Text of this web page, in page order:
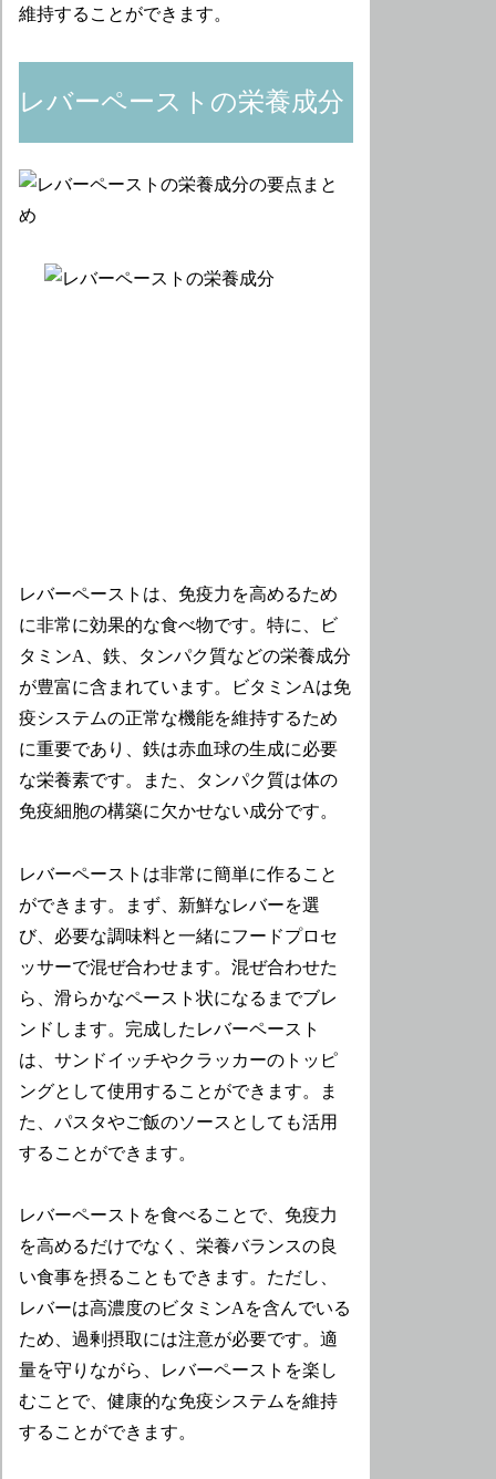
維持することができます。
レバーペーストの栄養成分
レバーペーストは、免疫力を高めるため
に非常に効果的な食べ物です。特に、ビ
タミンA、鉄、タンパク質などの栄養成分
が豊富に含まれています。ビタミンAは免
疫システムの正常な機能を維持するため
に重要であり、鉄は赤血球の生成に必要
な栄養素です。また、タンパク質は体の
免疫細胞の構築に欠かせない成分です。
レバーペーストは非常に簡単に作ること
ができます。まず、新鮮なレバーを選
び、必要な調味料と一緒にフードプロセ
ッサーで混ぜ合わせます。混ぜ合わせた
ら、滑らかなペースト状になるまでブレ
ンドします。完成したレバーペースト
は、サンドイッチやクラッカーのトッピ
ングとして使用することができます。ま
た、パスタやご飯のソースとしても活用
することができます。
レバーペーストを食べることで、免疫力
を高めるだけでなく、栄養バランスの良
い食事を摂ることもできます。ただし、
レバーは高濃度のビタミンAを含んでいる
ため、過剰摂取には注意が必要です。適
量を守りながら、レバーペーストを楽し
むことで、健康的な免疫システムを維持
することができます。